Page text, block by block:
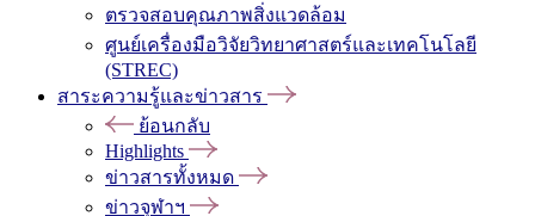
ตรวจสอบคุณภาพสิ่งแวดล้อม
ศูนย์เครื่องมือวิจัยวิทยาศาสตร์และเทคโนโลยี
(STREC)
สาระความรู้และข่าวสาร
ย้อนกลับ
Highlights
ข่าวสารทั้งหมด
ข่าวจุฬาฯ